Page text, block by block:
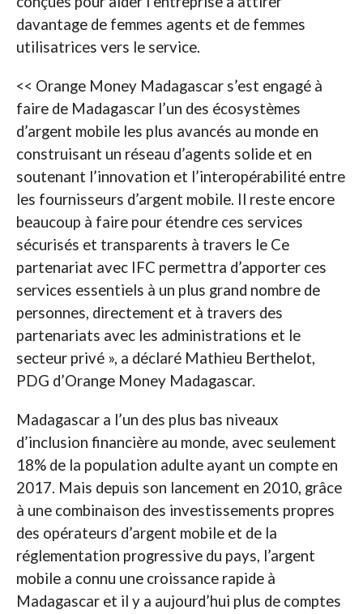
davantage de femmes agents et de femmes
utilisatrices vers le service.
<< Orange Money Madagascar s’est engagé à
faire de Madagascar l’un des écosystèmes
d’argent mobile les plus avancés au monde en
construisant un réseau d’agents solide et en
soutenant l’innovation et l’interopérabilité entre
les fournisseurs d’argent mobile. Il reste encore
beaucoup à faire pour étendre ces services
sécurisés et transparents à travers le Ce
partenariat avec IFC permettra d’apporter ces
services essentiels à un plus grand nombre de
personnes, directement et à travers des
partenariats avec les administrations et le
secteur privé », a déclaré Mathieu Berthelot,
PDG d’Orange Money Madagascar.
Madagascar a l’un des plus bas niveaux
d’inclusion financière au monde, avec seulement
18% de la population adulte ayant un compte en
2017. Mais depuis son lancement en 2010, grâce
à une combinaison des investissements propres
des opérateurs d’argent mobile et de la
réglementation progressive du pays, l’argent
mobile a connu une croissance rapide à
Madagascar et il y a aujourd’hui plus de comptes